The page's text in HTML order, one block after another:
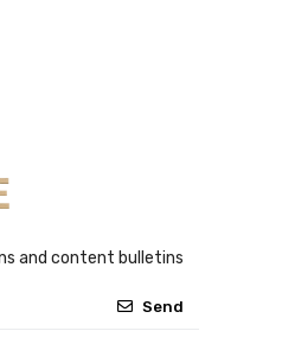
and content bulletins
Send